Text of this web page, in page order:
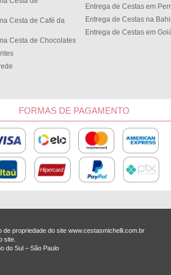
Cesta de Café da
Cesta de Chocolates
Entrega de Cestas em
Entrega de Cestas na
Entrega de Cestas em
FORMAS DE PAGAMENTO
propriedade do site www.cestasmichelli.com.br
site.
do Sul – São Paulo